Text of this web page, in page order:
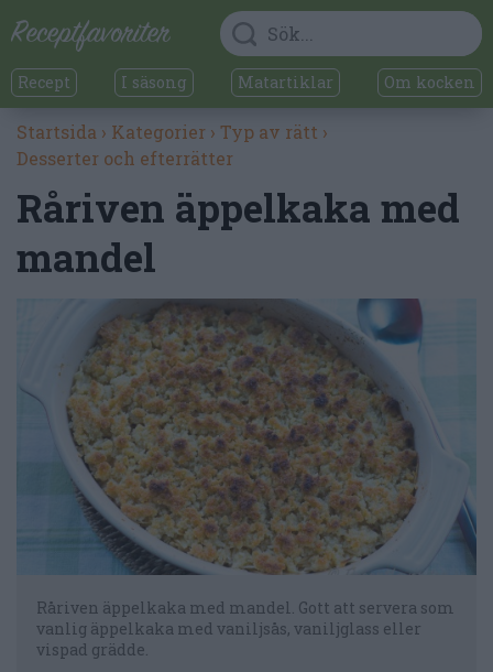
Recept I säsong Matartiklar Om kocken
Startsida › Kategorier › Typ av rätt ›
Desserter och efterrätter
Råriven äppelkaka med
mandel
Råriven äppelkaka med mandel. Gott att servera som
vanlig äppelkaka med vaniljsås, vaniljglass eller
vispad grädde.